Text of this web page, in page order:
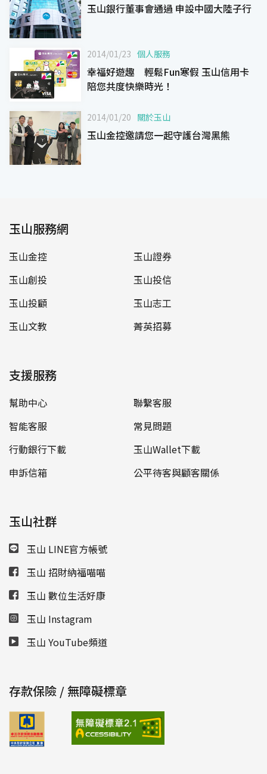
玉山銀行董事會通過 申設中國大陸子行
2014/01/23 個人服務
幸福好遊趣 輕鬆Fun寒假 玉山信用卡
陪您共度快樂時光！
2014/01/20 關於玉山
玉山金控邀請您一起守護台灣黑熊
玉山服務網
玉山金控
玉山證券
玉山創投
玉山投信
玉山投顧
玉山志工
玉山文教
菁英招募
支援服務
幫助中心
聯繫客服
智能客服
常見問題
行動銀行下載
玉山Wallet下載
申訴信箱
公平待客與顧客關係
玉山社群
玉山 LINE官方帳號
玉山 招財納福喵喵
玉山 數位生活好康
玉山 Instagram
玉山 YouTube頻道
存款保險 / 無障礙標章